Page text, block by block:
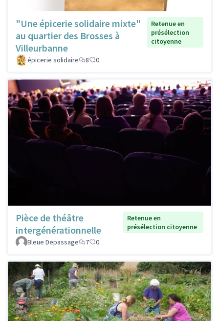
"Une épicerie solidaire mixte"
au quartier des Brosses à
Villeurbanne
Retenue en
présélection
citoyenne
épicerie solidaire 8 0
Pièce de théâtre
intergénérationnelle
Retenue en
présélection citoyenne
Bleue Depassage
7 0